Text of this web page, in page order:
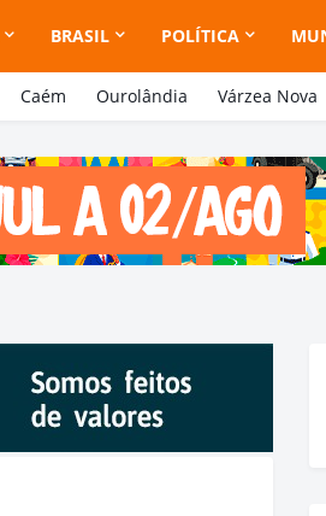
BRASIL POLÍTICA
Caém Ourolândia Várzea Nova